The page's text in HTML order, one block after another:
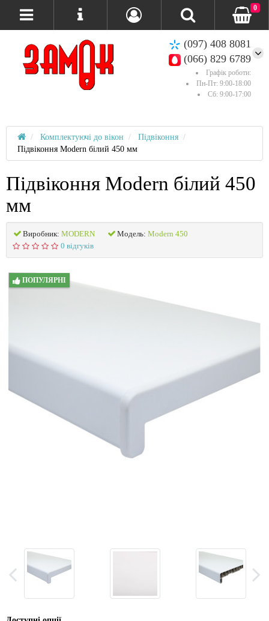
(097) 408 8081
(066) 829 6789
Графік роботи:
Пн-Пт: 9:00-18:00
Сб: 9:00-17:00
0
Комплектуючі до вікон
Підвіконня
Підвіконня Modern білий 450 мм
Підвіконня Modern білий 450
мм
Виробник: MODERN Модель: Modern 450
0 відгуків
ПОПУЛЯРНІ